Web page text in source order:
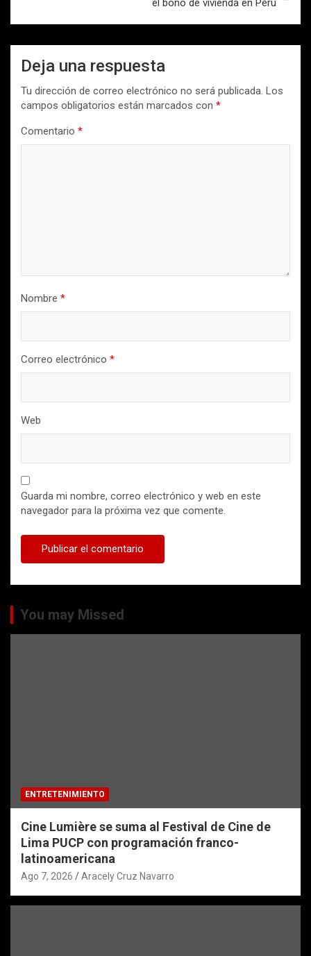
el bono de vivienda en Perú
Deja una respuesta
Tu dirección de correo electrónico no será publicada. Los
campos obligatorios están marcados con *
Comentario *
Nombre *
Correo electrónico *
Web
Guarda mi nombre, correo electrónico y web en este
navegador para la próxima vez que comente.
You may Missed
ENTRETENIMIENTO
Cine Lumière se suma al Festival de Cine de
Lima PUCP con programación franco-
latinoamericana
Ago 7, 2026 Aracely Cruz Navarro